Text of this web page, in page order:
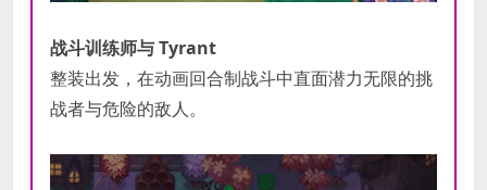
战斗训练师与 Tyrant
整装出发，在动画回合制战斗中直面潜力无限的挑
战者与危险的敌人。